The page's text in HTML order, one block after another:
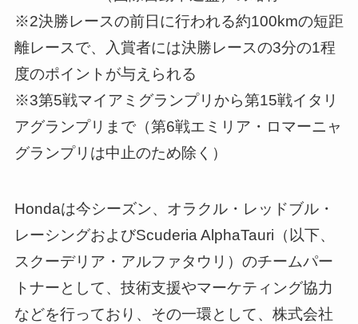
※2決勝レースの前日に行われる約100kmの短距
離レースで、入賞者には決勝レースの3分の1程
度のポイントが与えられる
※3第5戦マイアミグランプリから第15戦イタリ
アグランプリまで（第6戦エミリア・ロマーニャ
グランプリは中止のため除く）
Hondaは今シーズン、オラクル・レッドブル・
レーシングおよびScuderia AlphaTauri（以下、
スクーデリア・アルファタウリ）のチームパー
トナーとして、技術支援やマーケティング協力
などを行っており、その一環として、株式会社